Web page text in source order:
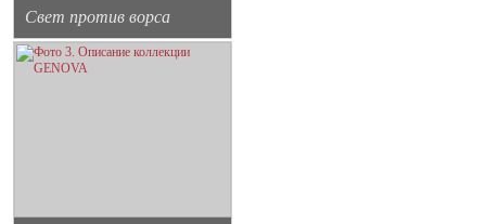
Свет против ворса